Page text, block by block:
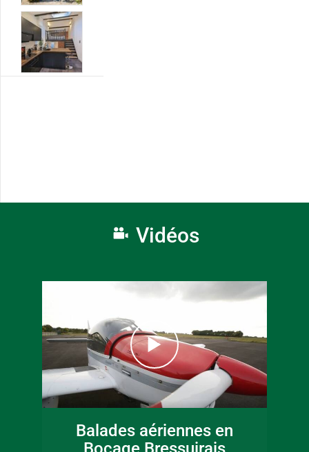
Vidéos
Balades aériennes en